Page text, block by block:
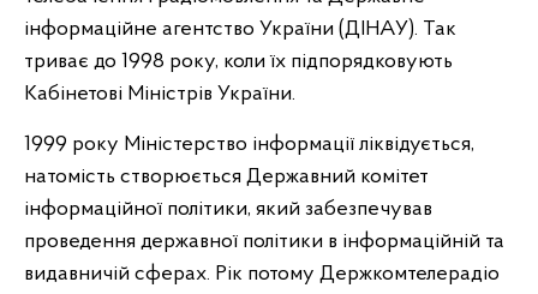
інформаційне агентство України (ДІНАУ). Так
триває до 1998 року, коли їх підпорядковують
Кабінетові Міністрів України.
1999 року Міністерство інформації ліквідується,
натомість створюється Державний комітет
інформаційної політики, який забезпечував
проведення державної політики в інформаційній та
видавничій сферах. Рік потому Держкомтелерадіо